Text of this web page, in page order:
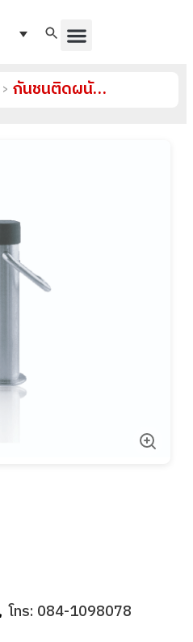
> กันชนติดผนัง รุ่น S-S024
โทร: 084-1098078